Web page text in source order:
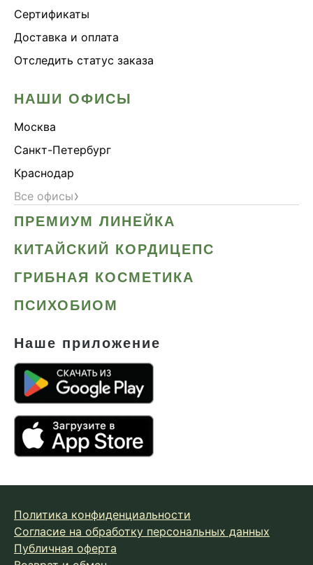
Острое зрение
Память
Поддержка иммунитета
Пробиотики Психобиом
Продуктивность
Противовирусное
Противовоспалительное
Расторопша
СДВГ
Снижение давления
Спокойствие и сон
Спортивное питание
Улучшение настроения
Чага
Энергия и выносливость
Сертификаты
Доставка и оплата
Отследить статус заказа
НАШИ ОФИСЫ
Москва
Санкт-Петербург
Краснодар
Все офисы›
ПРЕМИУМ ЛИНЕЙКА
КИТАЙСКИЙ КОРДИЦЕПС
ГРИБНАЯ КОСМЕТИКА
ПСИХОБИОМ
Наше приложение
Политика конфиденциальности
Согласие на обработку персональных данных
Публичная оферта